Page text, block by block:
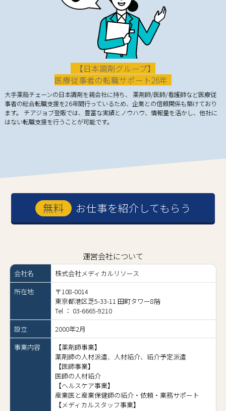
【日本調剤グループ】
医療従事者の転職サポート26年
大手薬局チェーンの日本調剤を親会社に持ち、 薬剤師/医師/看護師など医療従
事者の総合転職支援を26年間行っているため、企業との信頼関係も築けており
ます。 チアジョブ登販では、豊富な実績とノウハウ、情報量を活かし、他社に
はない転職支援を行うことが可能です。
お仕事を紹介してもらう
運営会社について
会社名
株式会社メディカルリソース
所在地
〒108-0014
東京都港区芝5-33-11 田町タワー8階
Tel ： 03-6665-9210
設立
2000年2月
事業内容
【薬剤師事業】
薬剤師の人材派遣、人材紹介、紹介予定派遣
【医師事業】
医師の人材紹介
【ヘルスケア事業】
産業医と産業保健師の紹介・依頼・業務サポート
【メディカルスタッフ事業】